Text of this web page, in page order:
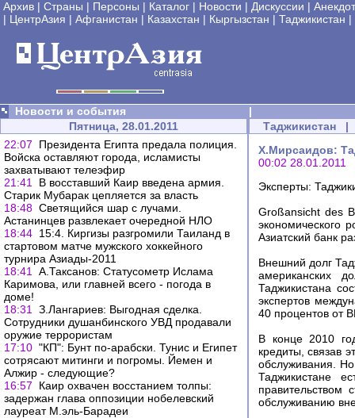
Архив | Страны | Персоны | Каталог | Новости | Дискуссии |
| ЦентрАзия | Афганистан | Казахстан | Кыргызстан | Таджикистан |
Новости и события
|
Пятница, 28.01.2011
22:07
Президента Египта предала полиция.
Войска оставляют города, исламисты
захватывают телеэфир
21:41
В восставший Каир введена армия.
Старик Мубарак цепляется за власть
18:48 Светящийся шар с лучами.
Астанинцев развлекает очередной НЛО
18:44 15:4. Киргизы разгромили Таиланд в
стартовом матче мужского хоккейного
турнира Азиады-2011
18:41
А.Таксанов: Статусометр Ислама
Каримова, или главней всего - погода в
доме!
18:31
З.Лангариев: Выгодная сделка.
Сотрудники душанбинского УВД продавали
оружие террористам
17:10 "КП": Бунт по-арабски. Тунис и Египет
сотрясают митинги и погромы. Йемен и
Алжир - следующие?
16:57
Каир охвачен восстанием толпы:
задержан глава оппозиции нобелевский
лауреат М.эль-Барадеи
Таджикистан |
Х.Мирсаидов:
00:02 28.01.2011
Эксперты:
Großansicht des
экономического
Азиатский банк
Внешний долг
американских
Таджикистана
экспертов
40 процентов от
В конце 2010
кредиты, связав
обслуживания.
Таджикистане
правительством
обслуживанию